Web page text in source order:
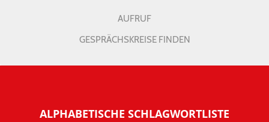
AUFRUF
GESPRÄCHSKREISE FINDEN
ALPHABETISCHE SCHLAGWORTLISTE